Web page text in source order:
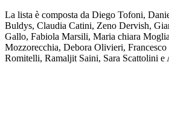
La lista è composta da Diego Tofoni,
Buldys, Claudia Catini, Zeno Dervish,
Gallo, Fabiola Marsili, Maria chiara
Mozzorecchia, Debora Olivieri,
Romitelli, Ramaljit Saini, Sara Scattolini e